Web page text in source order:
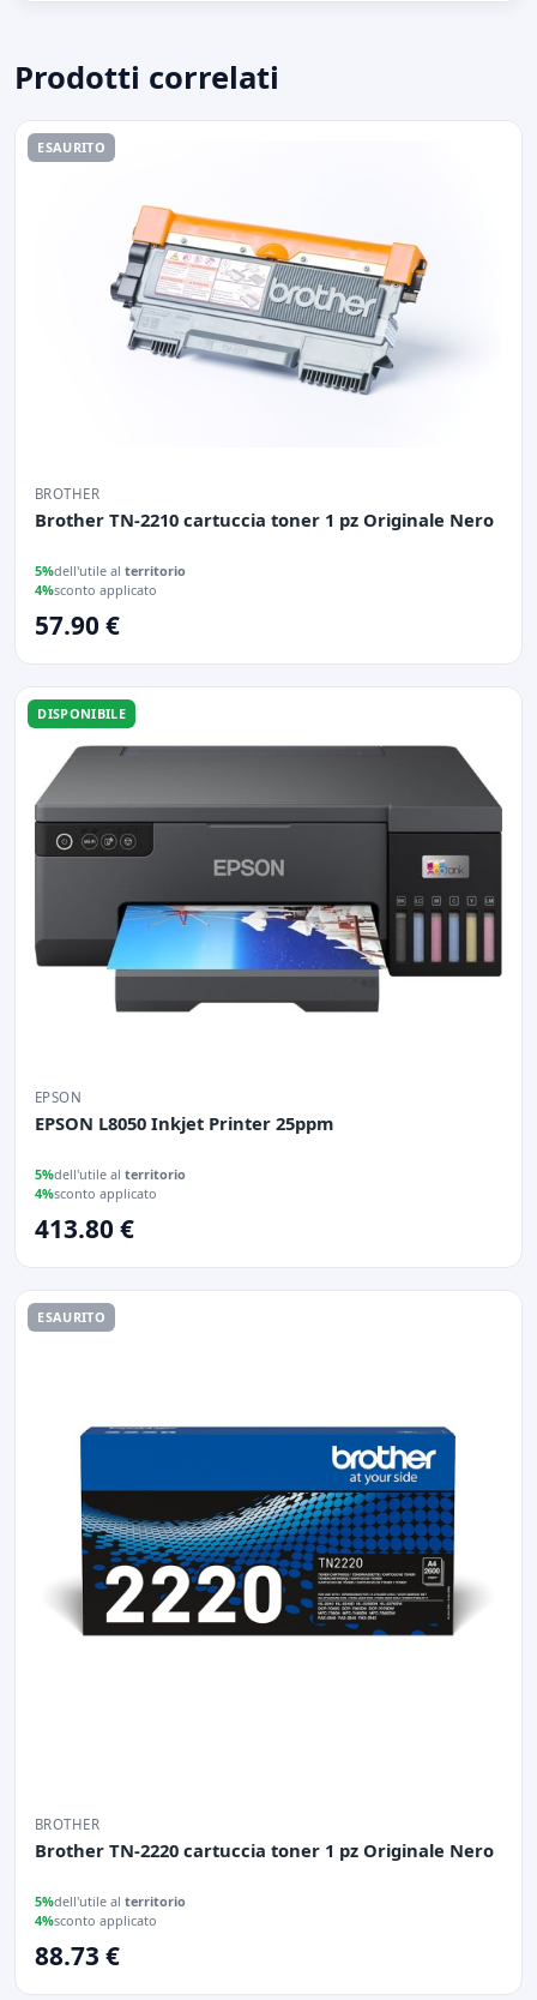
Prodotti correlati
ESAURITO
BROTHER
Brother TN-2210 cartuccia toner 1 pz Originale Nero
5%dell'utile al territorio
4%sconto applicato
57.90 €
DISPONIBILE
EPSON
EPSON L8050 Inkjet Printer 25ppm
5%dell'utile al territorio
4%sconto applicato
413.80 €
ESAURITO
BROTHER
Brother TN-2220 cartuccia toner 1 pz Originale Nero
5%dell'utile al territorio
4%sconto applicato
88.73 €